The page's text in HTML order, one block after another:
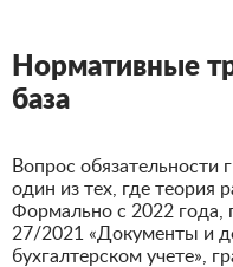
Нормативные
база
Вопрос обязательности
один из тех, где теория
Формально с 2022 года,
27/2021 «Документы и
бухгалтерском учете»,